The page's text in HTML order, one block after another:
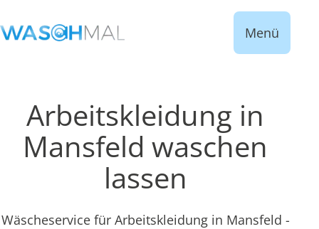
Menü
Arbeitskleidung in
Mansfeld waschen
lassen
Wäscheservice für Arbeitskleidung in Mansfeld -